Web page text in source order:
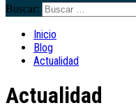
Buscar:
Inicio
Blog
Actualidad
Actualidad